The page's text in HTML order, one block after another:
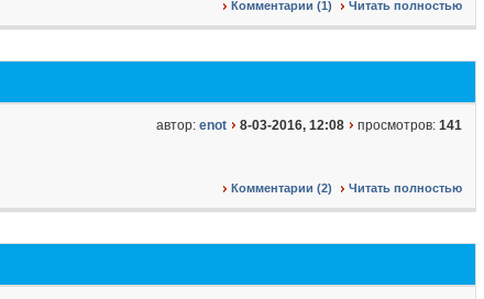
Комментарии (1) Читать полностью
автор: enot 8-03-2016, 12:08 просмотров: 141
Комментарии (2) Читать полностью